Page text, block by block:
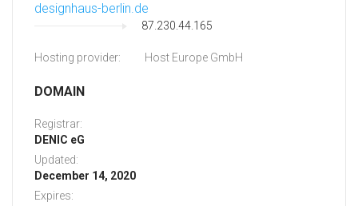
designhaus-berlin.de
87.230.44.165
Hosting provider: Host Europe GmbH
DOMAIN
Registrar:
DENIC eG
Updated:
December 14, 2020
Expires: